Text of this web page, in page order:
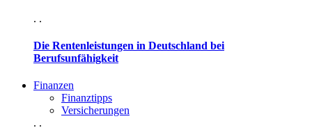
. .
Die Rentenleistungen in Deutschland bei
Berufsunfähigkeit
Finanzen
Finanztipps
Versicherungen
. .